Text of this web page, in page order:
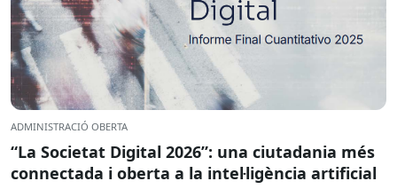
ADMINISTRACIÓ OBERTA
“La Societat Digital 2026”: una ciutadania més
connectada i oberta a la intel·ligència artificial